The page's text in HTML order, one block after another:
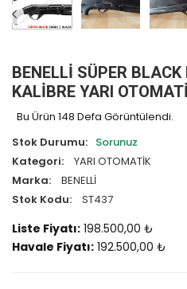
BENELLİ SÜPER
KALİBRE YARI
Bu Ürün 148 Defa Görüntülendi.
Stok Durumu: Sorunuz
Kategori:
YARI OTOMATİK
Marka:
BENELLİ
Stok Kodu:
ST437
Liste Fiyatı: 198.500,00 ₺
Havale Fiyatı: 192.500,00 ₺